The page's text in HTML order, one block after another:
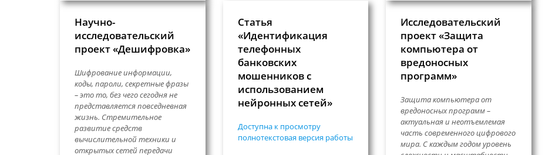
Научно-
исследовательский
проект «Дешифровка»
Шифрование информации,
коды, пароли, секретные фразы
– это то, без чего сегодня не
представляется повседневная
жизнь. Стремительное
развитие средств
вычислительной техники и
открытых сетей передачи
Статья
«Идентификация
телефонных
банковских
мошенников с
использованием
нейронных сетей»
Доступна к просмотру
полнотекстовая версия работы
Исследовательский
проект «Защита
компьютера от
вредоносных
программ»
Защита компьютера от
вредоносных программ –
актуальная и неотъемлемая
часть современного цифрового
мира. С каждым годом уровень